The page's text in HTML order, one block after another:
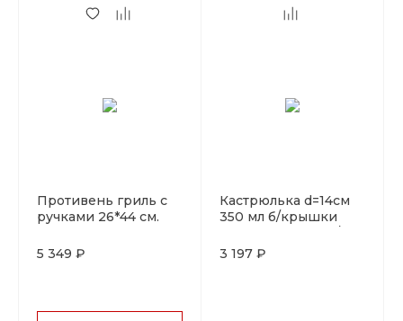
Противень гриль с
ручками 26*44 см.
5 349 ₽
Кастрюлька d=14см
350 мл б/крышки
подставке LAVA
3 197 ₽